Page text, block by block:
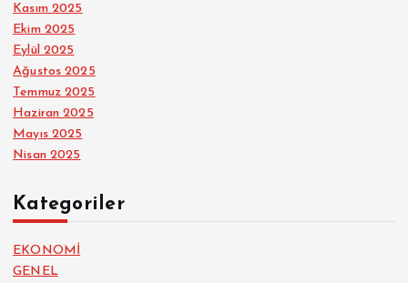
Kasım 2025
Ekim 2025
Eylül 2025
Ağustos 2025
Temmuz 2025
Haziran 2025
Mayıs 2025
Nisan 2025
Kategoriler
EKONOMİ
GENEL